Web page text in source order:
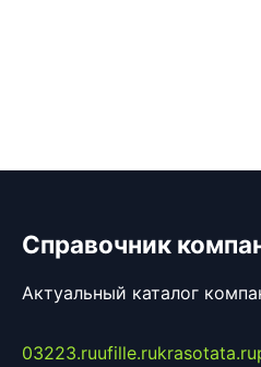
Справочник
Актуальный каталог
03223.ruufille.rukrasotata.ru